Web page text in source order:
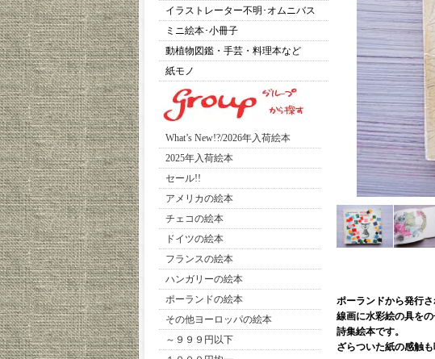
イラストレーター不明･オムニバス
ミニ絵本･小冊子
動植物図鑑・手芸・料理本など
紙モノ
What’s New!?/2026年入荷絵本
2025年入荷絵本
セール!!
アメリカの絵本
チェコの絵本
ドイツの絵本
フランスの絵本
ハンガリーの絵本
ポーランドの絵本
その他ヨーロッパの絵本
～９９９円以下
ポーランドから発行
線画に水彩絵の具を
詩集絵本です。
ざらついた紙の感触